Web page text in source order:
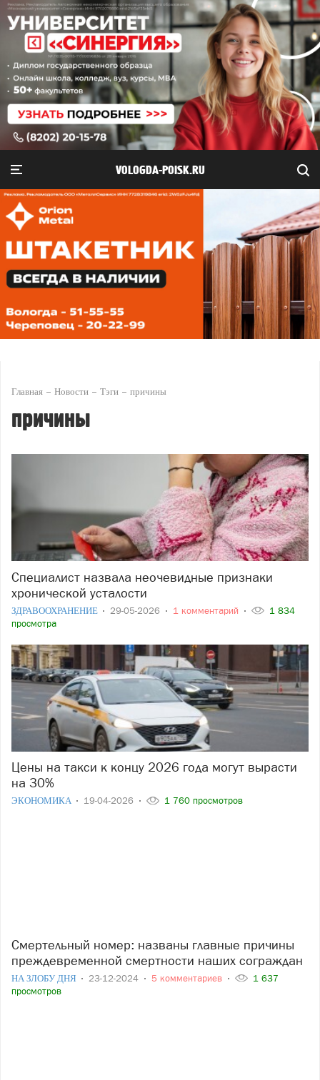
VOLOGDA-POISK.RU
Главная Новости Тэги причины
причины
Специалист назвала неочевидные признаки
хронической усталости
ЗДРАВООХРАНЕНИЕ 29-05-2026 1 комментарий
1 834
просмотра
Цены на такси к концу 2026 года могут вырасти
на 30%
ЭКОНОМИКА 19-04-2026 1 760 просмотров
Смертельный номер: названы главные причины
преждевременной смертности наших сограждан
НА ЗЛОБУ ДНЯ 23-12-2024 5 комментариев
1 637
просмотров